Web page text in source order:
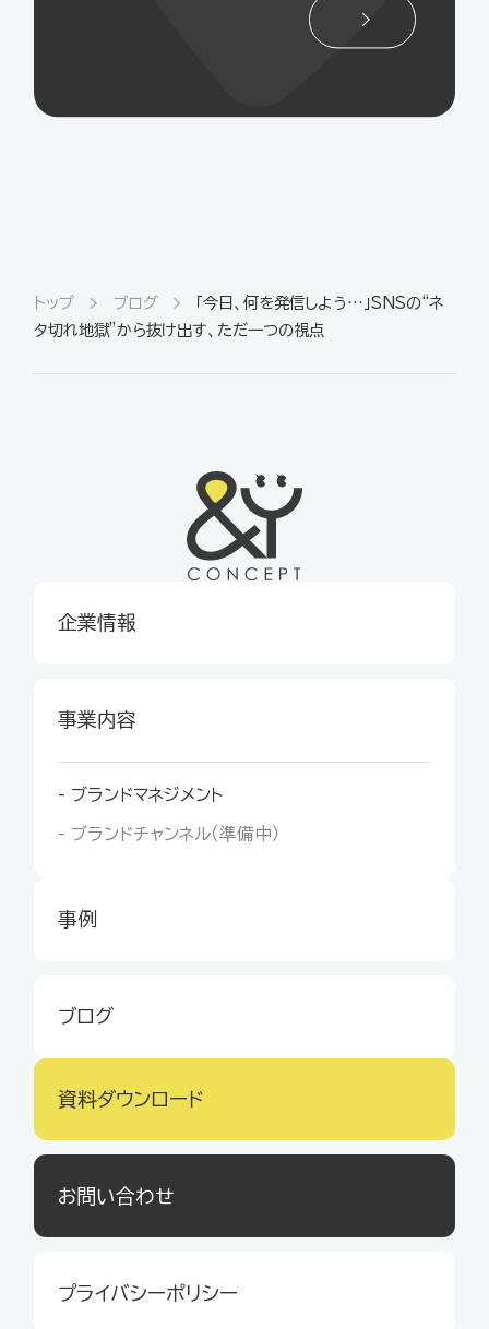
トップ ブログ
「今日、何を発信しよう…」SNSの“ネ
タ切れ地獄”から抜け出す、ただ一つの視点
企業情報
事業内容
- ブランドマネジメント
- ブランドチャンネル（準備中）
事例
ブログ
資料ダウンロード
お問い合わせ
プライバシーポリシー